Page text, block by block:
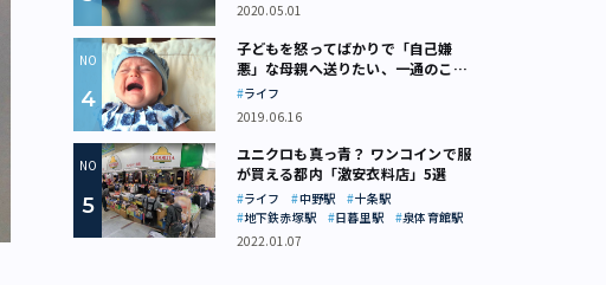
2020.05.01
子どもを怒ってばかりで「自己嫌
悪」な母親へ送りたい、一通のここ
ろの処方箋
ライフ
2019.06.16
ユニクロも真っ青？ ワンコインで服
が買える都内「激安衣料店」5選
ライフ 中野駅
十条駅
地下鉄赤塚駅
日暮里駅
泉体育館駅
2022.01.07